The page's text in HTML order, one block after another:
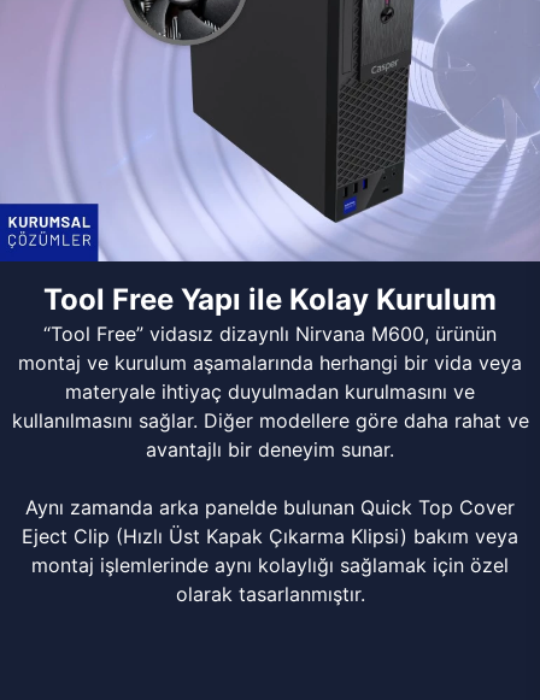
Tool Free Yapı ile Kolay Kurulum
“Tool Free” vidasız dizaynlı Nirvana M600, ürünün
montaj ve kurulum aşamalarında herhangi bir vida veya
materyale ihtiyaç duyulmadan kurulmasını ve
kullanılmasını sağlar. Diğer modellere göre daha rahat ve
avantajlı bir deneyim sunar.
Aynı zamanda arka panelde bulunan Quick Top Cover
Eject Clip (Hızlı Üst Kapak Çıkarma Klipsi) bakım veya
montaj işlemlerinde aynı kolaylığı sağlamak için özel
olarak tasarlanmıştır.